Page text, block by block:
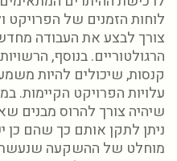
לוחות הזמנים של הפרויקט
צורך לבצע את העבודה
הרגולטוריים. בנוסף,
קנסות, שיכולים להיות
עלויות הפרויקט הקיימות.
שיהיה צורך להרוס מבנים
ניתן לתקן אותם כך שהם כן
מוחלט של ההשקעה